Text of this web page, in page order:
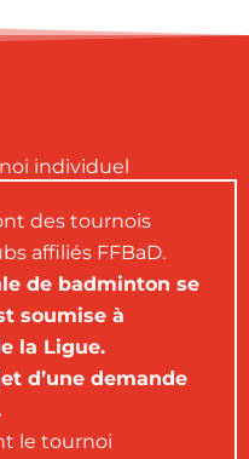
individuel
des tournois
affiliés FFBaD.
de badminton se
soumise à
la Ligue.
d’une demande
le tournoi